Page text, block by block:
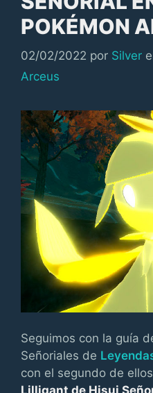
POKÉMON
02/02/2022 por Silver
Arceus
Seguimos con la guía
Señoriales de
con el segundo de
Lilligant de Hisui